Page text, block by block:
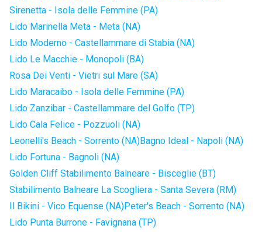
Sirenetta - Isola delle Femmine (PA)
Lido Marinella Meta - Meta (NA)
Lido Moderno - Castellammare di Stabia (NA)
Lido Le Macchie - Monopoli (BA)
Rosa Dei Venti - Vietri sul Mare (SA)
Lido Maracaibo - Isola delle Femmine (PA)
Lido Zanzibar - Castellammare del Golfo (TP)
Lido Cala Felice - Pozzuoli (NA)
Leonelli's Beach - Sorrento (NA)Bagno Ideal - Napoli (NA)
Lido Fortuna - Bagnoli (NA)
Golden Cliff Stabilimento Balneare - Bisceglie (BT)
Stabilimento Balneare La Scogliera - Santa Severa (RM)
Il Bikini - Vico Equense (NA)Peter's Beach - Sorrento (NA)
Lido Punta Burrone - Favignana (TP)